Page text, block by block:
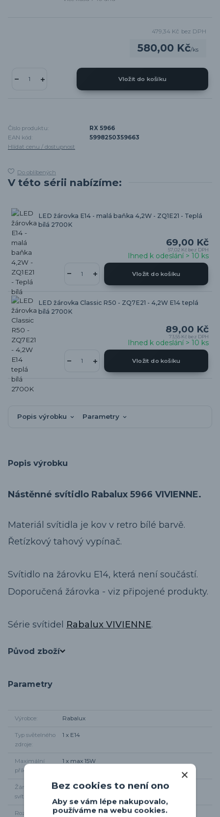
580,00 Kč/ks
479,34 Kč bez DPH
Vložit do košíku
Číslo produktu:
RX 5966
EAN kód:
5998250359663
Hlídat cenu / dostupnost
Do oblíbených
V této sérii nabízíme:
LED žárovka E14 - malá baňka 4,2W - ZQ1E21 - Teplá
bílá 2700K
69,00 Kč
57,02 Kč bez DPH
Ihned k odeslání > 10 ks
Vložit do košíku
LED žárovka Classic R50 - ZQ7E21 - 4,2W E14 teplá
bílá 2700K
89,00 Kč
73,55 Kč bez DPH
Ihned k odeslání > 10 ks
Vložit do košíku
Popis výrobku Parametry
Popis výrobku
Nástěnné svítidlo Rabalux 5966 VIVIENNE.
Materiál svítidla je kov v retro bílé barvě.
Řetízkový tahový vypínač.
Svítidlo na žárovku E14, která není součástí.
Doporučená žárovka - viz připojené produkty.
Série svítidel Rabalux VIVIENNE.
Původ zboží
Parametry
Výrobce Rabalux
Typ světelného
zdroje
1 x E14
Maximální
příkon
1 x max 15W
Žárovky součástí
svítidla
Ne
Rozměr svítidla Výška 16cm, od zdi 19cm
Bez cookies to není ono
Aby se vám lépe nakupovalo,
používáme na webu cookies.